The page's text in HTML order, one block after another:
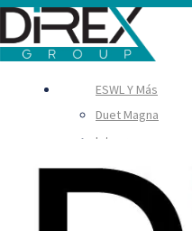
ESWL Y Más
Duet Magna
Integra
Renova